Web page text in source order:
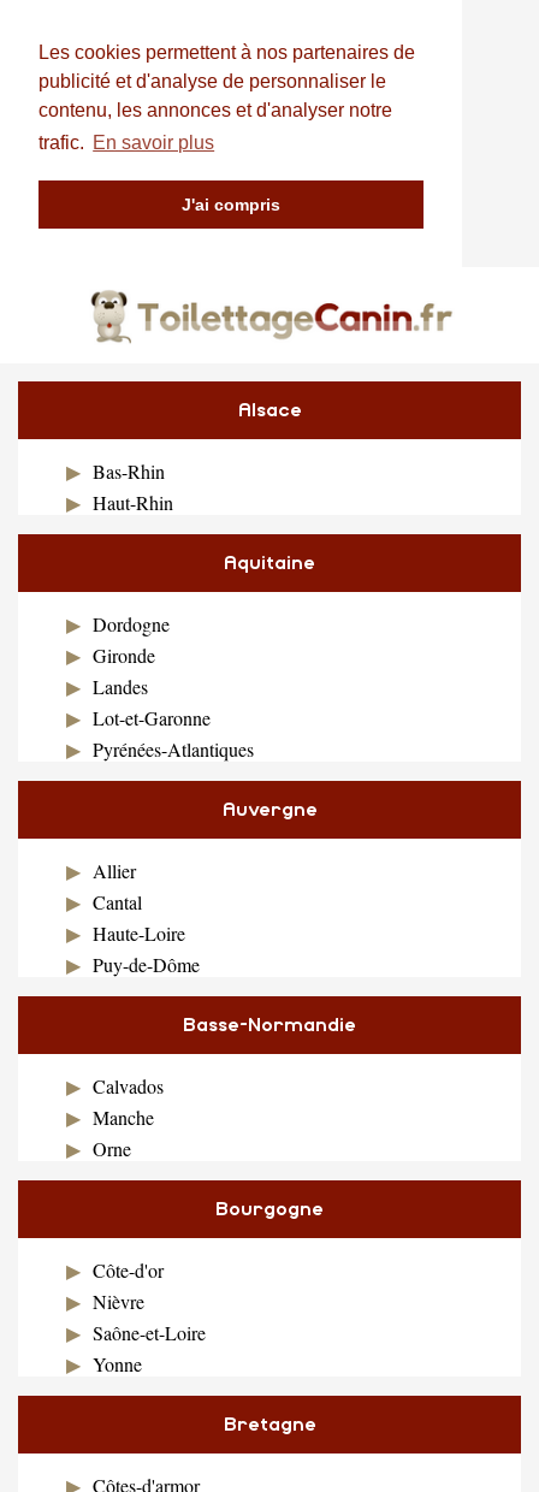
Les cookies permettent à nos partenaires de
publicité et d'analyse de personnaliser le
contenu, les annonces et d'analyser notre
trafic. En savoir plus
J'ai compris
Alsace
Bas-Rhin
Haut-Rhin
Aquitaine
Dordogne
Gironde
Landes
Lot-et-Garonne
Pyrénées-Atlantiques
Auvergne
Allier
Cantal
Haute-Loire
Puy-de-Dôme
Basse-Normandie
Calvados
Manche
Orne
Bourgogne
Côte-d'or
Nièvre
Saône-et-Loire
Yonne
Bretagne
Côtes-d'armor